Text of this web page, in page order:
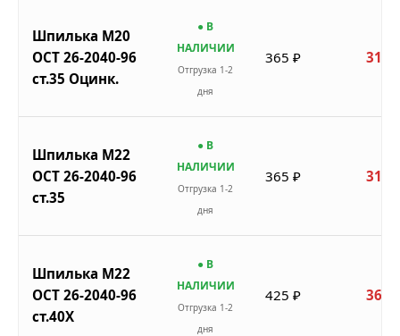
Шпилька М20
ОСТ 26-2040-96
ст.35 Оцинк.
● В
НАЛИЧИИ
Отгрузка 1-2
дня
365 ₽ 310
Шпилька М22
ОСТ 26-2040-96
ст.35
● В
НАЛИЧИИ
Отгрузка 1-2
дня
365 ₽ 310
Шпилька М22
ОСТ 26-2040-96
ст.40Х
● В
НАЛИЧИИ
Отгрузка 1-2
дня
425 ₽ 361